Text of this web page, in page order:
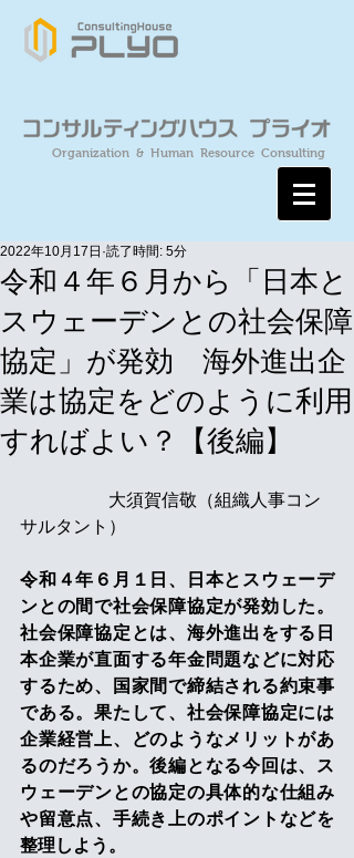
Organization & Human Resource Consulting
令和４年６月から「日本と
スウェーデンとの社会保障
協定」が発効 海外進出企
業は協定をどのように利用
すればよい？【後編】
2022年10月17日 読了時間: 5分
大須賀信敬（組織人事コン
サルタント）
令和４年６月１日、日本とスウェーデ
ンとの間で社会保障協定が発効した。
社会保障協定とは、海外進出をする日
本企業が直面する年金問題などに対応
するため、国家間で締結される約束事
である。果たして、社会保障協定には
企業経営上、どのようなメリットがあ
るのだろうか。後編となる今回は、ス
ウェーデンとの協定の具体的な仕組み
や留意点、手続き上のポイントなどを
整理しよう。